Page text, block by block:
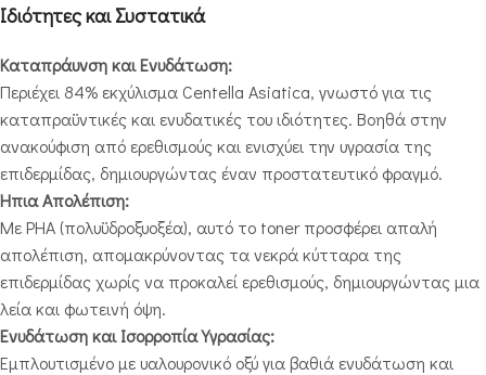
Ιδιότητες και Συστατικά
Καταπράυνση και Ενυδάτωση:
Περιέχει 84% εκχύλισμα Centella Asiatica, γνωστό για τις
καταπραϋντικές και ενυδατικές του ιδιότητες. Βοηθά στην
ανακούφιση από ερεθισμούς και ενισχύει την υγρασία της
επιδερμίδας, δημιουργώντας έναν προστατευτικό φραγμό.
Ήπια Απολέπιση:
Με PHA (πολυϋδροξυοξέα), αυτό το toner προσφέρει απαλή
απολέπιση, απομακρύνοντας τα νεκρά κύτταρα της
επιδερμίδας χωρίς να προκαλεί ερεθισμούς, δημιουργώντας μια
λεία και φωτεινή όψη.
Ενυδάτωση και Ισορροπία Υγρασίας:
Εμπλουτισμένo με υαλουρονικό οξύ για βαθιά ενυδάτωση και